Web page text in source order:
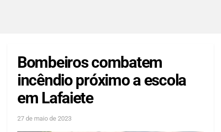
Bombeiros combatem
incêndio próximo a escola
em Lafaiete
27 de maio de 2023